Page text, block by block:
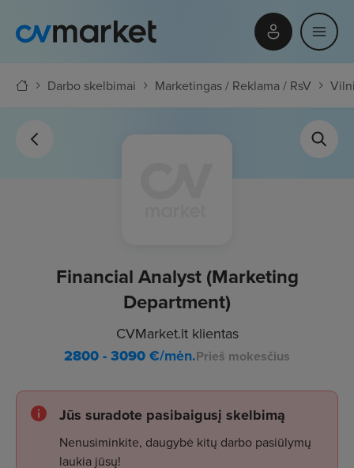
Darbo skelbimai Marketingas / Reklama / RsV
Financial Analyst (Marketing
Department)
CVMarket.lt klientas
2800 - 3090€/mėn.Prieš mokesčius
Jūs suradote pasibaigusį skelbimą
Nenusiminkite, daugybė kitų darbo pasiūlymų
laukia jūsų!